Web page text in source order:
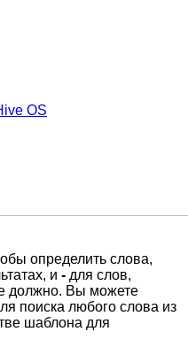
OS
определить слова,
и - для слов,
должно. Вы можете
поиска любого слова из
шаблона для